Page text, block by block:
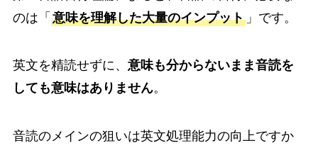
のは「 意味を理解した大量のインプット」です。
英文を精読せずに、 意味も分からないまま音読を
しても意味はありません。
音読のメインの狙いは英文処理能力の向上ですか